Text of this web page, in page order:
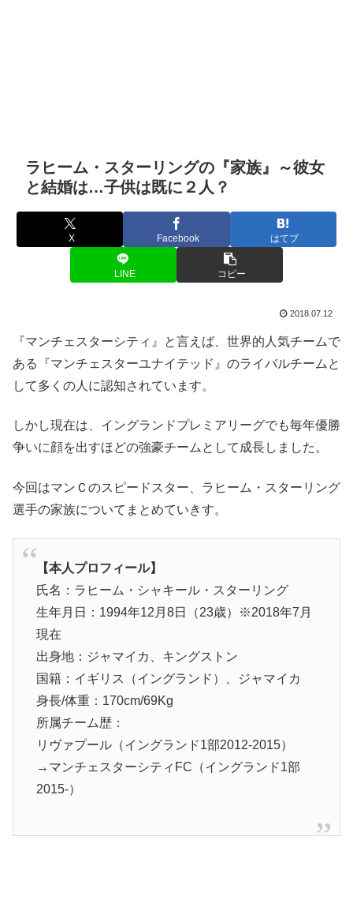
ラヒーム・スターリングの『家族』～彼女
と結婚は…子供は既に２人？
X Facebook はてブ
LINE コピー
2018.07.12
『マンチェスターシティ』と言えば、世界的人気チームで
ある『マンチェスターユナイテッド』のライバルチームと
して多くの人に認知されています。
しかし現在は、イングランドプレミアリーグでも毎年優勝
争いに顔を出すほどの強豪チームとして成長しました。
今回はマンＣのスピードスター、ラヒーム・スターリング
選手の家族についてまとめていきす。
【本人プロフィール】
氏名：ラヒーム・シャキール・スターリング
生年月日：1994年12月8日（23歳）※2018年7月
現在
出身地：ジャマイカ、キングストン
国籍：イギリス（イングランド）、ジャマイカ
身長/体重：170cm/69Kg
所属チーム歴：
リヴァプール（イングランド1部2012-2015）
→マンチェスターシティFC（イングランド1部
2015-）